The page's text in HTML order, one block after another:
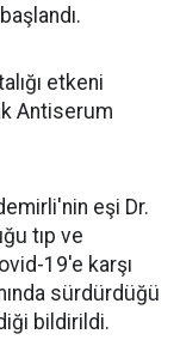
etkeni
Antiserum
eşi Dr.
tıp ve
19'e karşı
sürdürdüğü
bildirildi.